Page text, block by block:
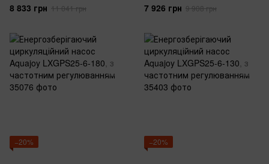
8 833 грн 11 041 грн 7 926 грн 9 908 грн
−20% −20%